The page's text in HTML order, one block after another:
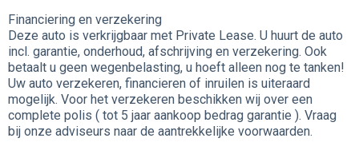
Financiering en verzekering
Deze auto is verkrijgbaar met Private Lease. U huurt de auto
incl. garantie, onderhoud, afschrijving en verzekering. Ook
betaalt u geen wegenbelasting, u hoeft alleen nog te tanken!
Uw auto verzekeren, financieren of inruilen is uiteraard
mogelijk. Voor het verzekeren beschikken wij over een
complete polis ( tot 5 jaar aankoop bedrag garantie ). Vraag
bij onze adviseurs naar de aantrekkelijke voorwaarden.